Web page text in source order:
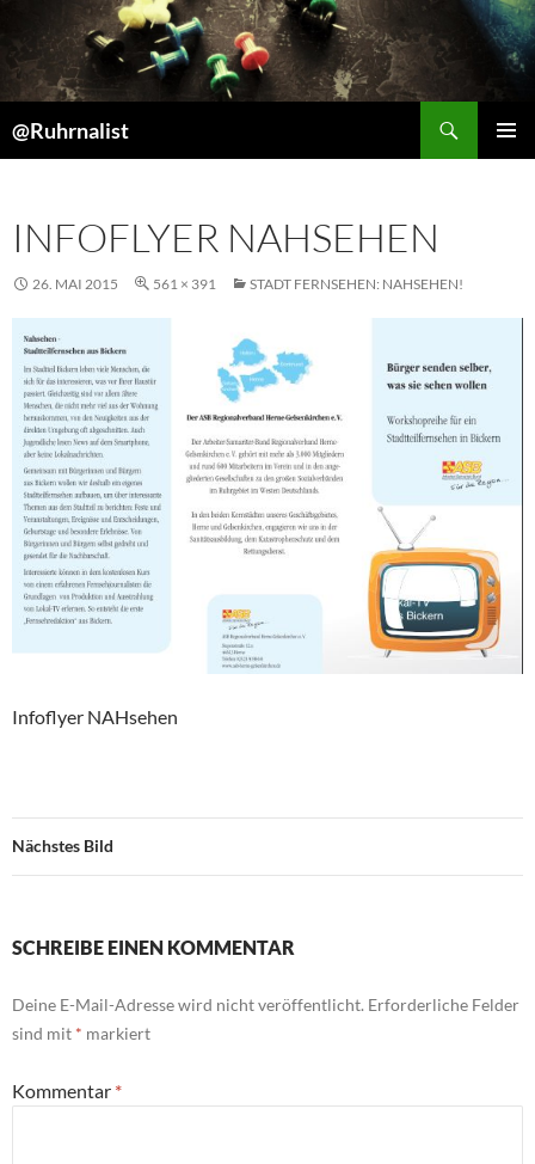
@Ruhrnalist
INFOFLYER NAHSEHEN
26. MAI 2015 561 × 391 STADT FERNSEHEN: NAHSEHEN!
Infoflyer NAHsehen
Nächstes Bild
SCHREIBE EINEN KOMMENTAR
Deine E-Mail-Adresse wird nicht veröffentlicht. Erforderliche Felder
sind mit * markiert
Kommentar *